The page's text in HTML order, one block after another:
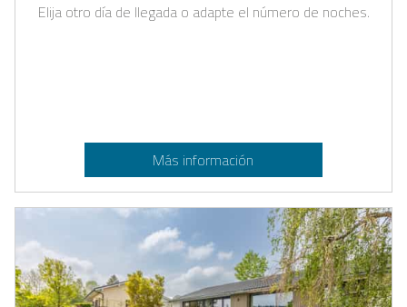
Elija otro día de llegada o adapte el número de noches.
Más información